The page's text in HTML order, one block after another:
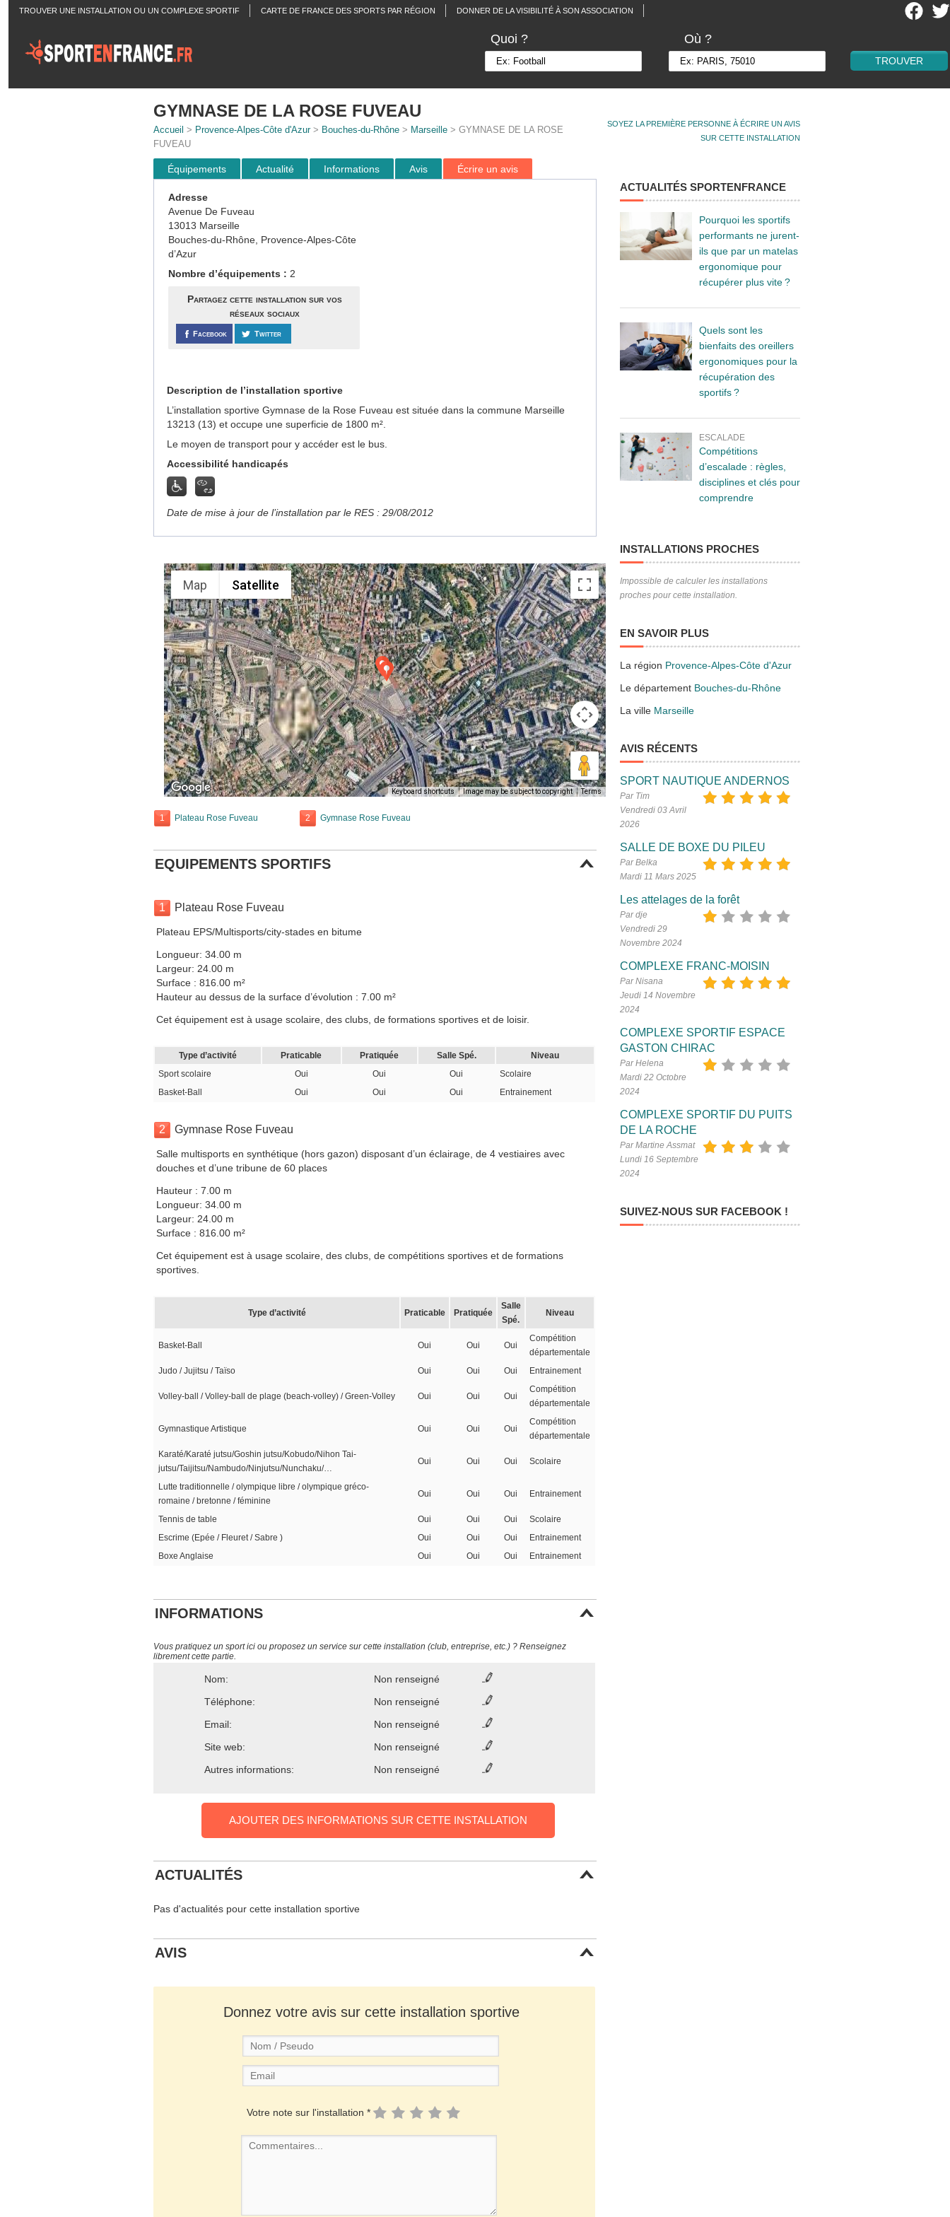
TROUVER UNE INSTALLATION OU UN COMPLEXE SPORTIF CARTE DE FRANCE DES SPORTS PAR RÉGION DONNER DE LA VISIBILITÉ À SON ASSOCIATION
Quoi ? Où ?
SOYEZ LA PREMIÈRE PERSONNE À ÉCRIRE UN AVIS
SUR CETTE INSTALLATION
GYMNASE DE LA ROSE FUVEAU
Accueil > Provence-Alpes-Côte d'Azur> Bouches-du-Rhône> Marseille> GYMNASE DE LA ROSE
FUVEAU
Équipements Actualité Informations Avis Écrire un avis
Adresse
Avenue De Fuveau
13013 Marseille
Bouches-du-Rhône, Provence-Alpes-Côte
d’Azur
Nombre d’équipements : 2
Partagez cette installation sur vos
réseaux sociaux
Facebook Twitter
Description de l’installation sportive
L’installation sportive Gymnase de la Rose Fuveau est située dans la commune Marseille
13213 (13) et occupe une superficie de 1800 m².
Le moyen de transport pour y accéder est le bus.
Accessibilité handicapés
Date de mise à jour de l’installation par le RES : 29/08/2012
Map Satellite
Keyboard shortcuts Image may be subject to copyright Terms
1 Plateau Rose Fuveau 2 Gymnase Rose Fuveau
EQUIPEMENTS SPORTIFS
1 Plateau Rose Fuveau
Plateau EPS/Multisports/city-stades en bitume
Longueur: 34.00 m
Largeur: 24.00 m
Surface : 816.00 m²
Hauteur au dessus de la surface d’évolution : 7.00 m²
Cet équipement est à usage scolaire, des clubs, de formations sportives et de loisir.
Type d’activité Praticable Pratiquée Salle Spé.
Niveau
Sport scolaire
Oui Oui Oui
Scolaire
Basket-Ball
Oui Oui Oui Entrainement
2 Gymnase Rose Fuveau
Salle multisports en synthétique (hors gazon) disposant d’un éclairage, de 4 vestiaires avec
douches et d’une tribune de 60 places
Hauteur : 7.00 m
Longueur: 34.00 m
Largeur: 24.00 m
Surface : 816.00 m²
Cet équipement est à usage scolaire, des clubs, de compétitions sportives et de formations
sportives.
Type d’activité Praticable Pratiquée
Salle
Spé.
Niveau
Basket-Ball Oui Oui Oui
Compétition
départementale
Judo / Jujitsu / Taïso
Oui Oui Oui Entrainement
Volley-ball / Volley-ball de plage (beach-volley) / Green-Volley Oui Oui Oui
Compétition
départementale
Gymnastique Artistique Oui Oui Oui
Compétition
départementale
Karaté/Karaté jutsu/Goshin jutsu/Kobudo/Nihon Tai-
jutsu/Taijitsu/Nambudo/Ninjutsu/Nunchaku/…
Oui Oui Oui Scolaire
Lutte traditionnelle / olympique libre / olympique gréco-
romaine / bretonne / féminine
Oui Oui Oui Entrainement
Tennis de table Oui Oui Oui
Scolaire
Escrime (Epée / Fleuret / Sabre )
Oui Oui Oui
Entrainement
Boxe Anglaise
Oui Oui Oui Entrainement
INFORMATIONS
Vous pratiquez un sport ici ou proposez un service sur cette installation (club, entreprise, etc.) ? Renseignez
librement cette partie.
Nom:
Non renseigné
Téléphone:
Non renseigné
Email:
Non renseigné
Site web:
Non renseigné
Autres informations:
Non renseigné
AJOUTER DES INFORMATIONS SUR CETTE INSTALLATION
ACTUALITÉS
Pas d'actualités pour cette installation sportive
AVIS
Donnez votre avis sur cette installation sportive
Votre note sur l'installation *
ACTUALITÉS SPORTENFRANCE
Pourquoi les sportifs
performants ne jurent-
ils que par un matelas
ergonomique pour
récupérer plus vite ?
Quels sont les
bienfaits des oreillers
ergonomiques pour la
récupération des
sportifs ?
ESCALADE
Compétitions
d’escalade : règles,
disciplines et clés pour
comprendre
INSTALLATIONS PROCHES
Impossible de calculer les installations
proches pour cette installation.
EN SAVOIR PLUS
La région Provence-Alpes-Côte d'Azur
Le département Bouches-du-Rhône
La ville Marseille
AVIS RÉCENTS
SPORT NAUTIQUE ANDERNOS
Par Tim
Vendredi 03 Avril
2026
SALLE DE BOXE DU PILEU
Par Belka
Mardi 11 Mars 2025
Les attelages de la forêt
Par dje
Vendredi 29
Novembre 2024
COMPLEXE FRANC-MOISIN
Par Nisana
Jeudi 14 Novembre
2024
COMPLEXE SPORTIF ESPACE
GASTON CHIRAC
Par Helena
Mardi 22 Octobre
2024
COMPLEXE SPORTIF DU PUITS
DE LA ROCHE
Par Martine Assmat
Lundi 16 Septembre
2024
SUIVEZ-NOUS SUR FACEBOOK !